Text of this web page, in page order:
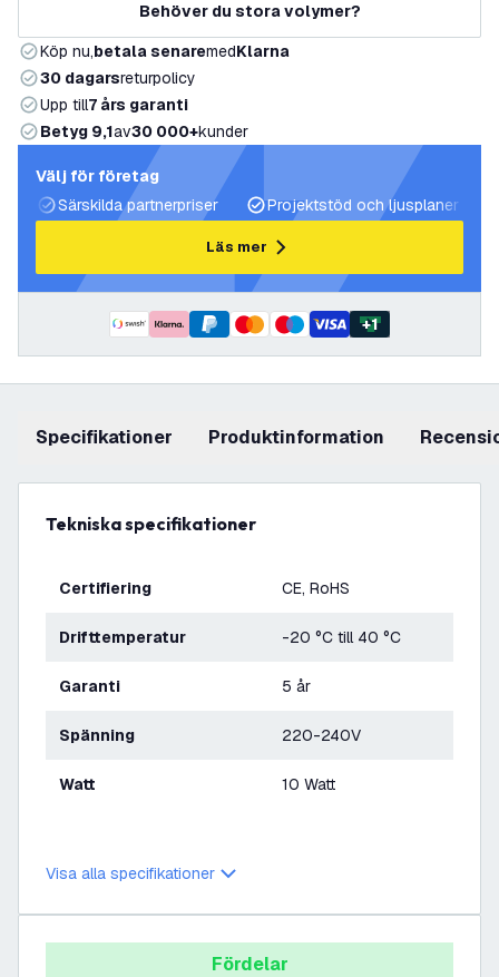
Behöver du stora volymer?
Köp nu,betala senaremedKlarna
30 dagarsreturpolicy
Upp till7 års garanti
Betyg 9,1av30 000+kunder
Välj för företag
Särskilda partnerpriser
Projektstöd och ljusplaner
Läs mer
+1
Specifikationer produktinformation
Tekniska specifikationer
Certifiering CE, RoHS
Drifttemperatur -20 °C till 40 °C
Garanti 5 år
Spänning 220-240V
Watt 10 Watt
Visa alla specifikationer
Fördelar